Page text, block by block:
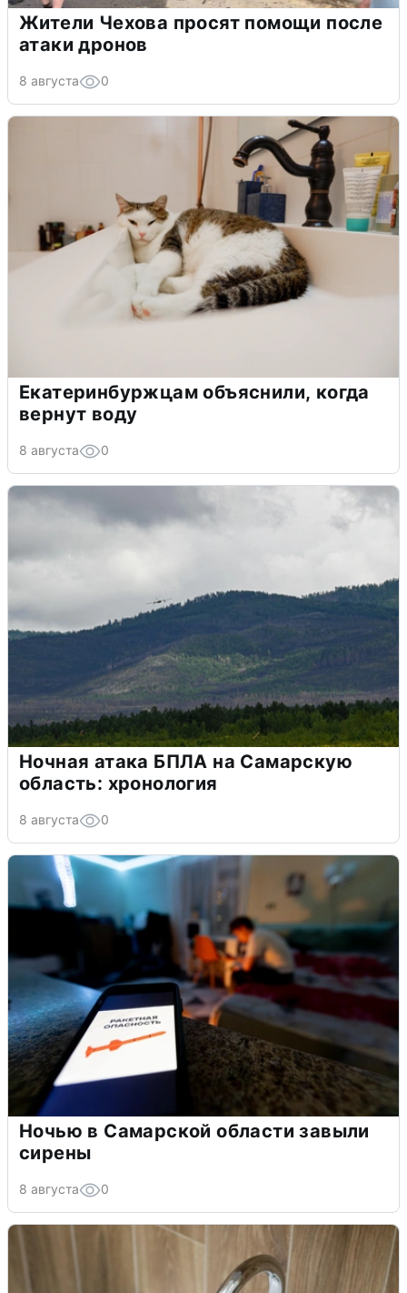
Жители Чехова просят помощи после
атаки дронов
8 августа 0
Екатеринбуржцам объяснили, когда
вернут воду
8 августа 0
Ночная атака БПЛА на Самарскую
область: хронология
8 августа 0
Ночью в Самарской области завыли
сирены
8 августа 0